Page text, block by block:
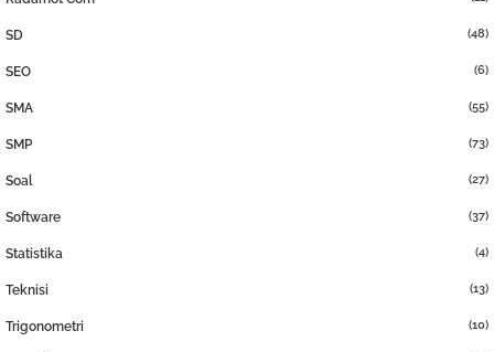
SD (48)
SEO (6)
SMA (55)
SMP (73)
Soal (27)
Software (37)
Statistika (4)
Teknisi (13)
Trigonometri (10)